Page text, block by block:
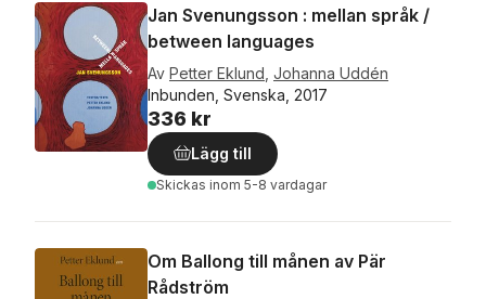
Jan Svenungsson : mellan språk /
between languages
Av Petter Eklund Johanna Uddén
Inbunden, Svenska, 2017
336 kr
Lägg till
Skickas inom 5-8 vardagar
Om Ballong till månen av Pär
Rådström